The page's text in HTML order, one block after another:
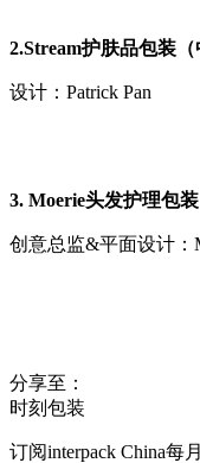
2.Stream护肤品包装（
设计：Patrick Pan
3. Moerie头发护理包
创意总监&平面设计：
分享至：
时刻包装
订阅interpack China每